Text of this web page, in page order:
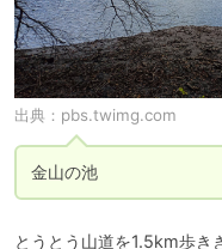
出典： pbs.twimg.com
金山の池
とうとう山道を1.5km歩き